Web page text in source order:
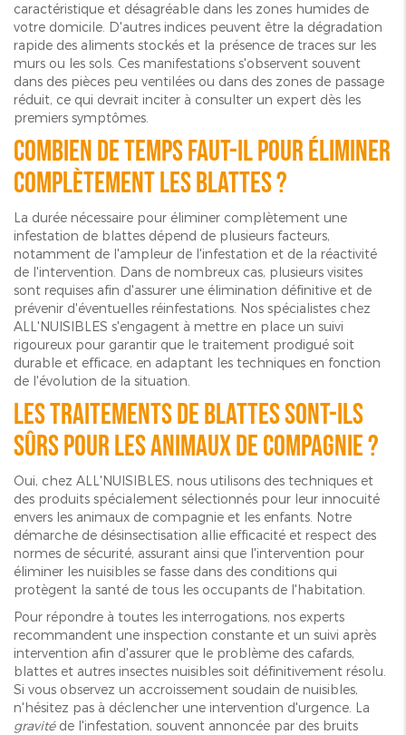
caractéristique et désagréable dans les zones humides de
votre domicile. D'autres indices peuvent être la dégradation
rapide des aliments stockés et la présence de traces sur les
murs ou les sols. Ces manifestations s'observent souvent
dans des pièces peu ventilées ou dans des zones de passage
réduit, ce qui devrait inciter à consulter un expert dès les
premiers symptômes.
Combien de temps faut-il pour éliminer
complètement les blattes ?
La durée nécessaire pour éliminer complètement une
infestation de blattes dépend de plusieurs facteurs,
notamment de l'ampleur de l'infestation et de la réactivité
de l'intervention. Dans de nombreux cas, plusieurs visites
sont requises afin d'assurer une élimination définitive et de
prévenir d'éventuelles réinfestations. Nos spécialistes chez
ALL'NUISIBLES s'engagent à mettre en place un suivi
rigoureux pour garantir que le traitement prodigué soit
durable et efficace, en adaptant les techniques en fonction
de l'évolution de la situation.
Les traitements de blattes sont-ils
sûrs pour les animaux de compagnie ?
Oui, chez ALL'NUISIBLES, nous utilisons des techniques et
des produits spécialement sélectionnés pour leur innocuité
envers les animaux de compagnie et les enfants. Notre
démarche de désinsectisation allie efficacité et respect des
normes de sécurité, assurant ainsi que l'intervention pour
éliminer les nuisibles se fasse dans des conditions qui
protègent la santé de tous les occupants de l'habitation.
Pour répondre à toutes les interrogations, nos experts
recommandent une inspection constante et un suivi après
intervention afin d'assurer que le problème des cafards,
blattes et autres insectes nuisibles soit définitivement résolu.
Si vous observez un accroissement soudain de nuisibles,
n'hésitez pas à déclencher une intervention d'urgence. La
gravitéde l'infestation, souvent annoncée par des bruits